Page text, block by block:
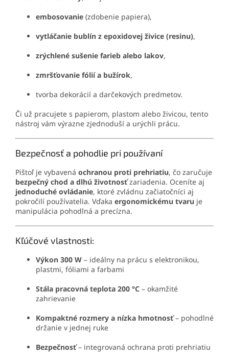
embosovanie (zdobenie papiera),
vytláčanie bublín z epoxidovej živice (resinu),
zrýchlené sušenie farieb alebo lakov,
zmršťovanie fólií a bužírok,
tvorba dekorácií a darčekových predmetov.
Či už pracujete s papierom, plastom alebo živicou, tento
nástroj vám výrazne zjednoduší a urýchli prácu.
Bezpečnosť a pohodlie pri používaní
Pištoľ je vybavená ochranou proti prehriatiu, čo zaručuje
bezpečný chod a dlhú životnosťzariadenia. Oceníte aj
jednoduché ovládanie, ktoré zvládnu začiatočníci aj
pokročilí používatelia. Vďaka ergonomickému tvaru je
manipulácia pohodlná a precízna.
Kľúčové vlastnosti:
Výkon 300 W – ideálny na prácu s elektronikou,
plastmi, fóliami a farbami
Stála pracovná teplota 200 °C – okamžité
zahrievanie
Kompaktné rozmery a nízka hmotnosť– pohodlné
držanie v jednej ruke
Bezpečnosť– integrovaná ochrana proti prehriatiu